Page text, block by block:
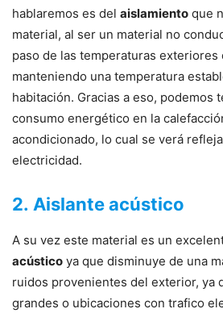
hablaremos es del aislamiento que
material, al ser un material no
paso de las temperaturas exteriores
manteniendo una temperatura
habitación. Gracias a eso, podemos
consumo energético en la
acondicionado, lo cual se verá
electricidad.
2. Aislante acústico
A su vez este material es un
acústico ya que disminuye de una
ruidos provenientes del exterior, ya
grandes o ubicaciones con trafico